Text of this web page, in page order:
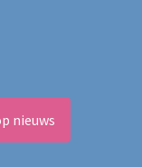
nieuws